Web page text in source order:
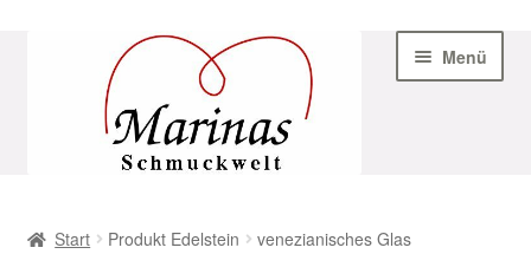
Navigation
Menü
Start Produkt Edelstein venezianisches Glas